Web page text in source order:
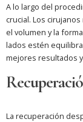
A lo largo del
crucial. Los
el volumen y la
lados estén
mejores resultados
La recuperación